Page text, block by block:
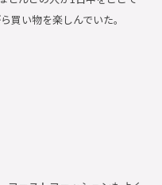
買い物を楽しんでいた。